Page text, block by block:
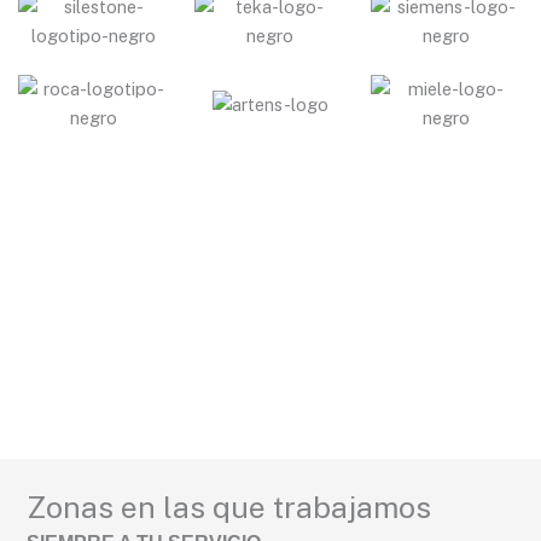
Zonas en las que trabajamos